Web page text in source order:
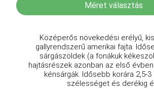
Méret választás
Középerős növekedési erélyű,
gallyrendszerű amerikai fajta.
sárgászöldek (a fonákuk
hajtásrészek azonban az első
kénsárgák. Idősebb korára 2,5-
szélességet és derékig é